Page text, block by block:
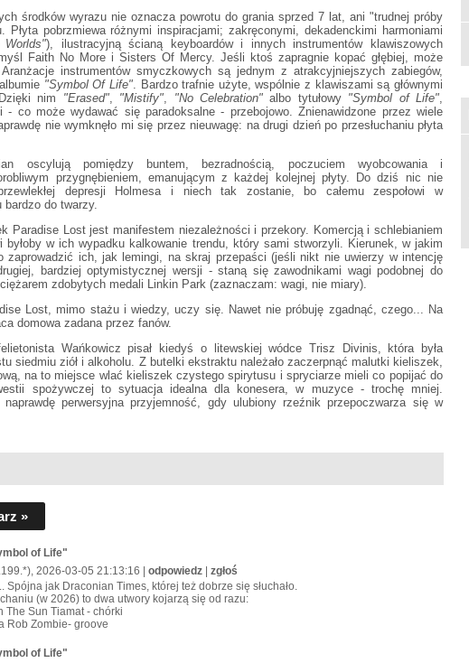
środków wyrazu nie oznacza powrotu do grania sprzed 7 lat, ani "trudnej próby
Płyta pobrzmiewa różnymi inspiracjami; zakręconymi, dekadenckimi harmoniami
Worlds"), ilustracyjną ścianą keyboardów i innych instrumentów klawiszowych
Faith No More i Sisters Of Mercy. Jeśli ktoś zapragnie kopać głębiej, może
instrumentów smyczkowych są jednym z atrakcyjniejszych zabiegów,
"Symbol Of Life". Bardzo trafnie użyte, wspólnie z klawiszami są głównymi
nim "Erased", "Mistify" "No Celebration"albo tytułowy "Symbol of Life"
- co może wydawać się paradoksalne - przebojowo. Znienawidzone przez wiele
nie wymknęło mi się przez nieuwagę: na drugi dzień po przesłuchaniu płyta
oscylują pomiędzy buntem, bezradnością, poczuciem wyobcowania i
przygnębieniem, emanującym z każdej kolejnej płyty. Do dziś nic nie
depresji Holmesa i niech tak zostanie, bo całemu zespołowi w
bardzo do twarzy.
Paradise Lost jest manifestem niezależności i przekory. Komercją i schlebianiem
byłoby w ich wypadku kalkowanie trendu, który sami stworzyli. Kierunek, w jakim
zaprowadzić ich, jak lemingi, na skraj przepaści (jeśli nikt nie uwierzy w intencję
bardziej optymistycznej wersji - staną się zawodnikami wagi podobnej do
zdobytych medali Linkin Park (zaznaczam: wagi, nie miary).
Lost, mimo stażu i wiedzy, uczy się. Nawet nie próbuję zgadnąć, czego... Na
domowa zadana przez fanów.
Wańkowicz pisał kiedyś o litewskiej wódce Trisz Divinis, która była
siedmiu ziół i alkoholu. Z butelki ekstraktu należało zaczerpnąć malutki kieliszek,
na to miejsce wlać kieliszek czystego spirytusu i spryciarze mieli co popijać do
spożywczej to sytuacja idealna dla konesera, w muzyce - trochę mniej.
naprawdę perwersyjna przyjemność, gdy ulubiony rzeźnik przepoczwarza się w
»
of Life"
2026-03-05 21:13:16 | odpowiedz | zgłoś
Spójna jak Draconian Times, której też dobrze się słuchało.
(w 2026) to dwa utwory kojarzą się od razu:
The Sun Tiamat - chórki
Rob Zombie- groove
of Life"